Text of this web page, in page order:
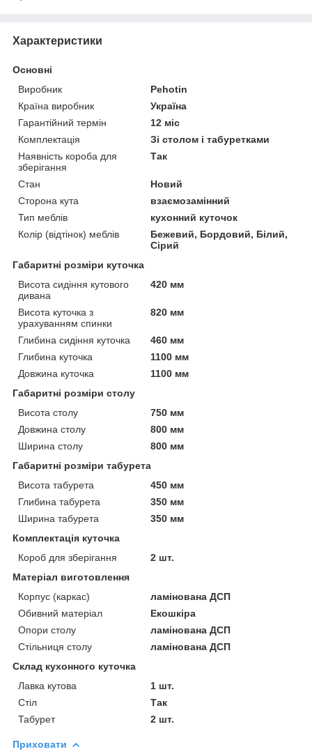
Характеристики
Основні
Виробник
Pehotin
Країна виробник
Україна
Гарантійний термін
12 міс
Комплектація
Зі столом і табуретками
Наявність короба для
зберігання
Так
Стан
Новий
Сторона кута
взаємозамінний
Тип меблів
кухонний куточок
Колір (відтінок) меблів
Бежевий, Бордовий, Білий,
Сірий
Габаритні розміри куточка
Висота сидіння кутового
дивана
420 мм
Висота куточка з
урахуванням спинки
820 мм
Глибина сидіння куточка
460 мм
Глибина куточка
1100 мм
Довжина куточка
1100 мм
Габаритні розміри столу
Висота столу
750 мм
Довжина столу
800 мм
Ширина столу
800 мм
Габаритні розміри табурета
Висота табурета
450 мм
Глибина табурета
350 мм
Ширина табурета
350 мм
Комплектація куточка
Короб для зберігання
2 шт.
Матеріал виготовлення
Корпус (каркас)
ламінована ДСП
Обивний матеріал
Екошкіра
Опори столу
ламінована ДСП
Стільниця столу
ламінована ДСП
Склад кухонного куточка
Лавка кутова
1 шт.
Стіл
Так
Табурет
2 шт.
Приховати